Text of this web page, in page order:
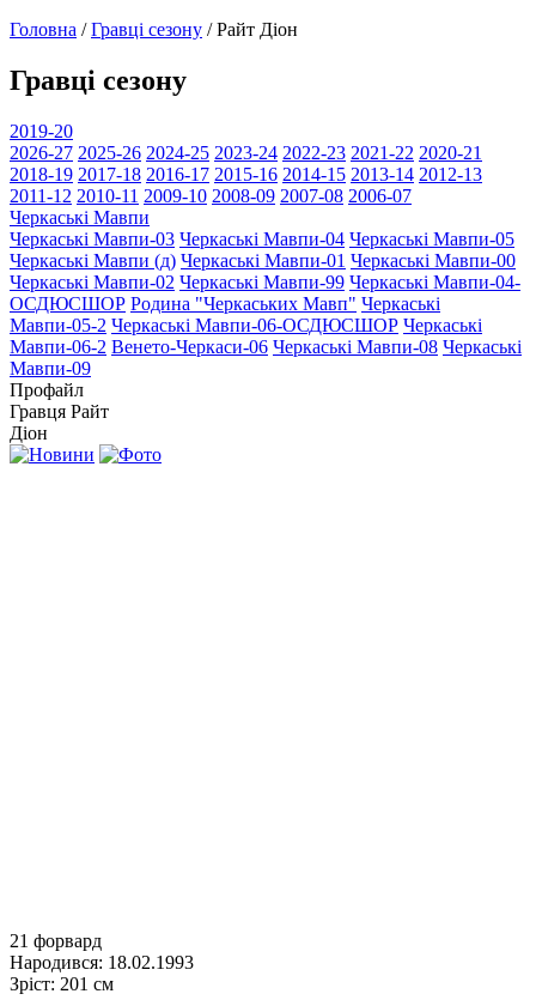
Головна /Гравці сезону /Райт Діон
Гравці сезону
2019-20
2026-27 2025-26 2024-25 2023-24 2022-23 2021-22 2020-21
2018-19 2017-18 2016-17 2015-16 2014-15 2013-14 2012-13
2011-12 2010-11 2009-10 2008-09 2007-08 2006-07
Черкаські Мавпи
Черкаські Мавпи-03 Черкаські Мавпи-04 Черкаські Мавпи-05
Черкаські Мавпи (д) Черкаські Мавпи-01 Черкаські Мавпи-00
Черкаські Мавпи-02 Черкаські Мавпи-99 Черкаські Мавпи-04-
ОСДЮСШОР Родина "Черкаcьких Мавп" Черкаські
Мавпи-05-2 Черкаські Мавпи-06-ОСДЮСШОР Черкаські
Мавпи-06-2 Венето-Черкаси-06 Черкаські Мавпи-08 Черкаські
Мавпи-09
Профайл
Гравця Райт
Діон
21 форвард
Народився: 18.02.1993
Зріст: 201 см